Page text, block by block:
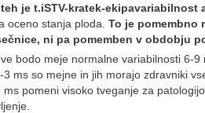
je t.iSTV-kratek-ekipavariabilnost
oceno stanja ploda. To je pomembno
ni pa pomemben v obdobju
bodo meje normalne variabilnosti 6-9
3 ms so mejne in jih morajo zdravniki
ms pomeni visoko tveganje za